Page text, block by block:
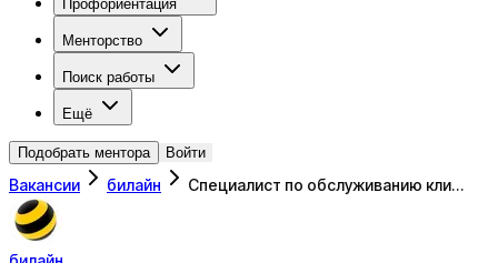
Профориентация
Менторство
Поиск работы
Ещё
Подобрать ментора Войти
Вакансии билайн Специалист по обслуживанию кли…